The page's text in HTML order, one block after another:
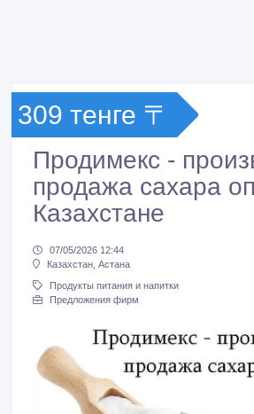
309 тенге 〒
Продимекс -
продажа сахара
Казахстане
07/05/2026 12:44
Казахстан, Астана
Продукты питания и напитки
Предложения фирм